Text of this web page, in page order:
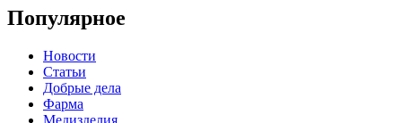
Популярное
Новости
Статьи
Добрые дела
Фарма
Медизделия